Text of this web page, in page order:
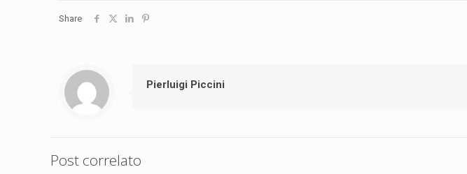
Share
Pierluigi Piccini
Post correlato